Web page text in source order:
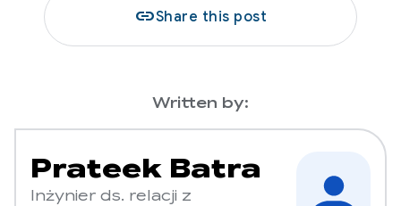
linkShare this post
Written by:
Prateek Batra
Inżynier ds. relacji z